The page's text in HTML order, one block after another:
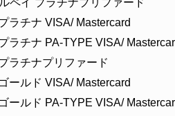
ペイ プラチナプリファード
ラチナ VISA/ Mastercard
ラチナ PA-TYPE VISA/
ラチナプリファード
ールド VISA/ Mastercard
ールド PA-TYPE VISA/